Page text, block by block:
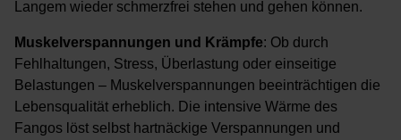
Langem wieder schmerzfrei stehen und gehen können.
Muskelverspannungen und Krämpfe: Ob durch
Fehlhaltungen, Stress, Überlastung oder einseitige
Belastungen – Muskelverspannungen beeinträchtigen die
Lebensqualität erheblich. Die intensive Wärme des
Fangos löst selbst hartnäckige Verspannungen und